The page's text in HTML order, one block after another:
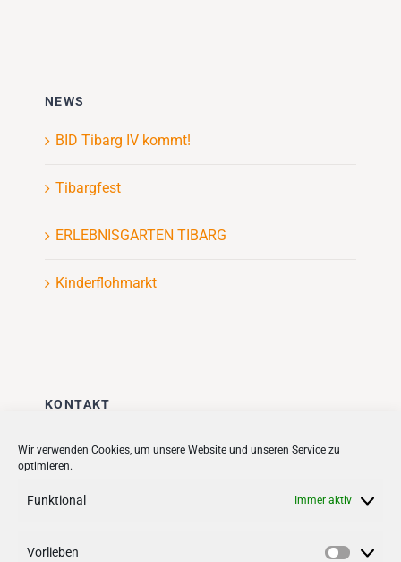
Wir verwenden Cookies, um unsere Website und unseren Service zu
optimieren.
Funktional Immer aktiv
Vorlieben
NEWS
BID Tibarg IV kommt!
Tibargfest
ERLEBNISGARTEN TIBARG
Kinderflohmarkt
KONTAKT
Stadt + Handel City- und
Quartiersmanagement